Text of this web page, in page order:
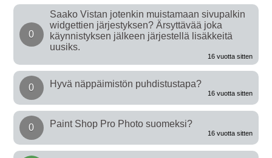
0
Saako Vistan jotenkin muistamaan sivupalkin
widgettien järjestyksen? Ärsyttävää joka
käynnistyksen jälkeen järjestellä lisäkkeitä
uusiks.
16 vuotta sitten
0 Hyvä näppäimistön puhdistustapa?
16 vuotta sitten
0 Paint Shop Pro Photo suomeksi?
16 vuotta sitten